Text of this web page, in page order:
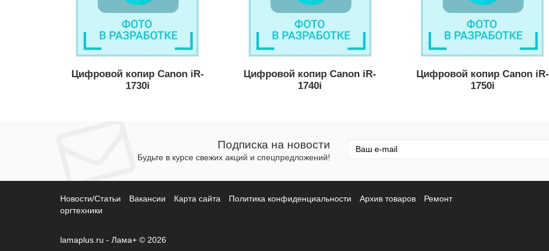
Цифровой копир Canon iR-
1730i
Цифровой копир Canon iR-
1740i
Цифровой копир Canon iR-
1750i
Подписка на новости
Будьте в курсе свежих акций и спецпредложений!
Новости/Статьи Вакансии Карта сайта Политика конфиденциальности Архив товаров
Ремонт
оргтехники
lamaplus.ru - Лама+ © 2026